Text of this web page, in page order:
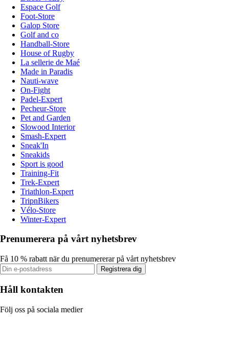
Espace Golf
Foot-Store
Galop Store
Golf and co
Handball-Store
House of Rugby
La sellerie de Maé
Made in Paradis
Nauti-wave
On-Fight
Padel-Expert
Pecheur-Store
Pet and Garden
Slowood Interior
Smash-Expert
Sneak'In
Sneakids
Sport is good
Training-Fit
Trek-Expert
Triathlon-Expert
TripnBikers
Vélo-Store
Winter-Expert
Prenumerera på vårt nyhetsbrev
Få 10 % rabatt när du prenumererar på vårt nyhetsbrev
Registrera dig
Håll kontakten
Följ oss på sociala medier